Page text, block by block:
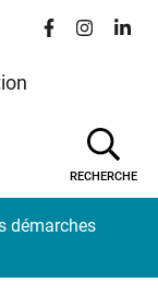
d'accessibilité
Lien vers le
Lien vers
Lien
RECHERCHE
démarches